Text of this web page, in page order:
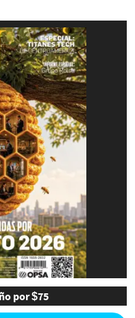
por $75